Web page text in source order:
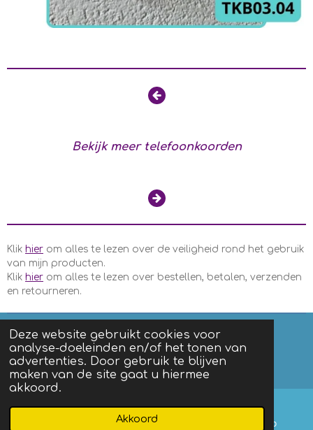
Deze website gebruikt cookies voor
analyse-doeleinden en/of het tonen van
advertenties. Door gebruik te blijven
maken van de site gaat u hiermee
akkoord.
Akkoord
Bekijk meer telefoonkoorden
Klik hier om alles te lezen over de veiligheid rond het gebruik
van mijn producten.
Klik hier om alles te lezen over bestellen, betalen, verzenden
en retourneren.
F
a
c
o
I
n
s
Algemene voorwaarden | Privacy
Facebook WhatsApp